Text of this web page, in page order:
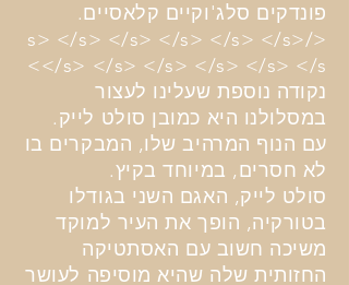
פונדקים סלג'וקיים קלאסיים.
</s> </s> </s> </s> </s> </s>
</s> </s> </s> </s> </s> </s>
נקודה נוספת שעלינו לעצור
במסלולנו היא כמובן סולט לייק.
עם הנוף המרהיב שלו, המבקרים בו
לא חסרים, במיוחד בקיץ.
סולט לייק, האגם השני בגודלו
בטורקיה, הופך את העיר למוקד
משיכה חשוב עם האסתטיקה
החזותית שלה שהיא מוסיפה לעושר